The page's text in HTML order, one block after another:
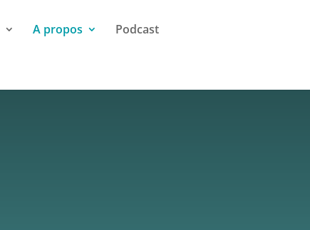
A propos Podcast